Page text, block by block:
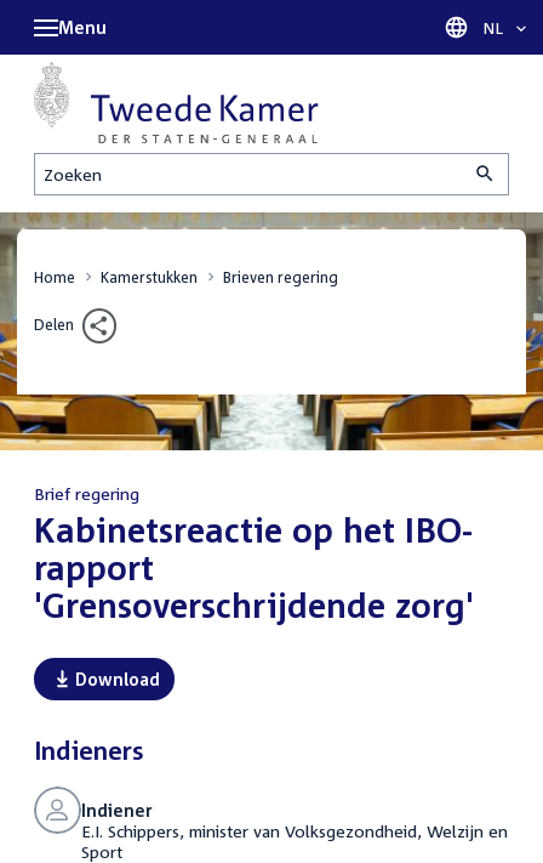
Zoeken
Menu Taal
NL
Home Kamerstukken Brieven regering
Delen
Brief regering
:Kabinetsreactie op het IBO-
rapport
'Grensoverschrijdende zorg'
Download
Indieners
Indiener
E.I. Schippers, minister van Volksgezondheid, Welzijn en
Sport